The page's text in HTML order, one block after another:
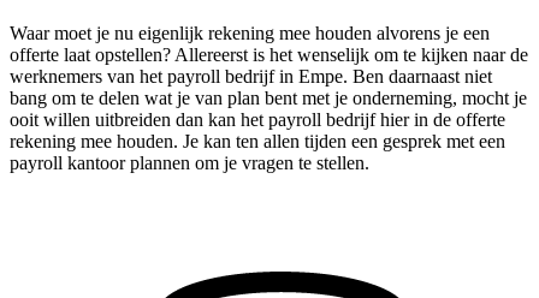
Waar moet je nu eigenlijk rekening mee houden alvorens je een
offerte laat opstellen? Allereerst is het wenselijk om te kijken naar de
werknemers van het payroll bedrijf in Empe. Ben daarnaast niet
bang om te delen wat je van plan bent met je onderneming, mocht je
ooit willen uitbreiden dan kan het payroll bedrijf hier in de offerte
rekening mee houden. Je kan ten allen tijden een gesprek met een
payroll kantoor plannen om je vragen te stellen.